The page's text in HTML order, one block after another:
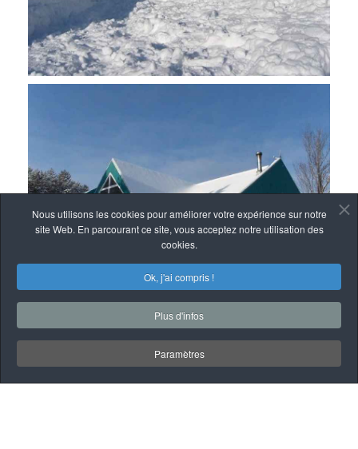
Nous utilisons les cookies pour améliorer votre expérience sur notre
site Web. En parcourant ce site, vous acceptez notre utilisation des
cookies.
Ok, j'ai compris !
Plus d'infos
Paramètres